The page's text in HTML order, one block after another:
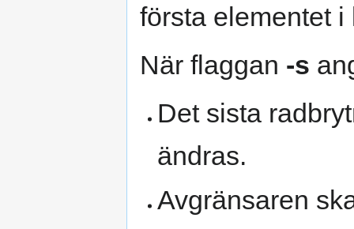
första elementet i
När flaggan -s
Det sista
ändras.
Avgränsaren